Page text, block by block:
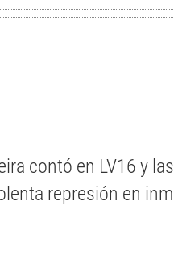
contó en LV16 y
represión en